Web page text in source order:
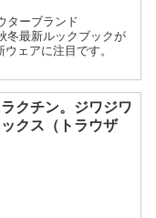
ターブランド
冬最新ルックブックが
ェアに注目です。
クチン。ジワジワ
クス（トラウザ